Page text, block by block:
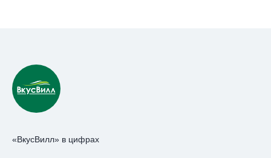
«ВкусВилл» в цифрах